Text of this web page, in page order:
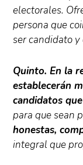
electorales.
persona que
ser candidato y
Quinto. En la
establecerán
candidatos
para que sean
honestas,
integral que